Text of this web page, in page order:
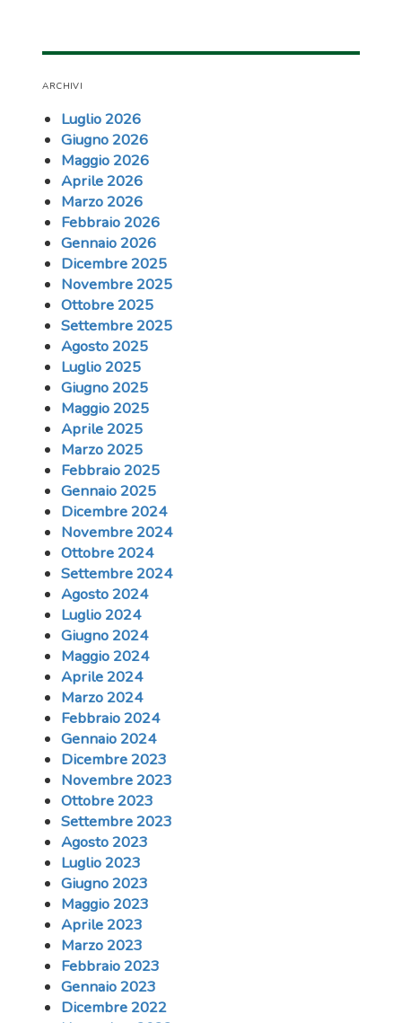
ARCHIVI
Luglio 2026
Giugno 2026
Maggio 2026
Aprile 2026
Marzo 2026
Febbraio 2026
Gennaio 2026
Dicembre 2025
Novembre 2025
Ottobre 2025
Settembre 2025
Agosto 2025
Luglio 2025
Giugno 2025
Maggio 2025
Aprile 2025
Marzo 2025
Febbraio 2025
Gennaio 2025
Dicembre 2024
Novembre 2024
Ottobre 2024
Settembre 2024
Agosto 2024
Luglio 2024
Giugno 2024
Maggio 2024
Aprile 2024
Marzo 2024
Febbraio 2024
Gennaio 2024
Dicembre 2023
Novembre 2023
Ottobre 2023
Settembre 2023
Agosto 2023
Luglio 2023
Giugno 2023
Maggio 2023
Aprile 2023
Marzo 2023
Febbraio 2023
Gennaio 2023
Dicembre 2022